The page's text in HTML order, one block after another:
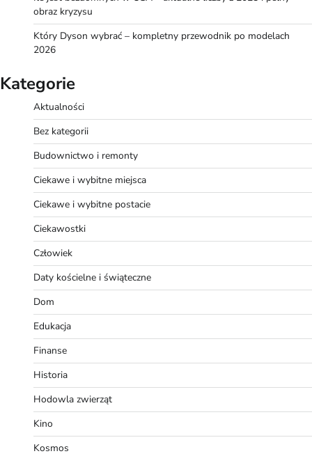
obraz kryzysu
Który Dyson wybrać – kompletny przewodnik po modelach
2026
Kategorie
Aktualności
Bez kategorii
Budownictwo i remonty
Ciekawe i wybitne miejsca
Ciekawe i wybitne postacie
Ciekawostki
Człowiek
Daty kościelne i świąteczne
Dom
Edukacja
Finanse
Historia
Hodowla zwierząt
Kino
Kosmos